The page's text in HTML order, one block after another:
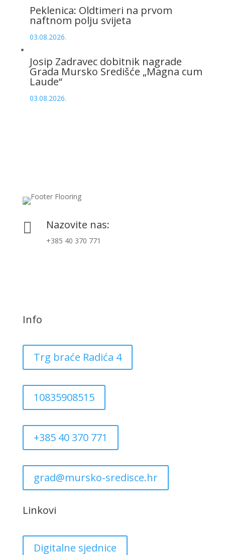
Peklenica: Oldtimeri na prvom
naftnom polju svijeta
03.08.2026.
Josip Zadravec dobitnik nagrade
Grada Mursko Središće „Magna cum
Laude“
03.08.2026.
 Nazovite nas:
+385 40 370 771
Info
Trg braće Radića 4
10835908515
+385 40 370 771
grad@mursko-sredisce.hr
Linkovi
Digitalne sjednice